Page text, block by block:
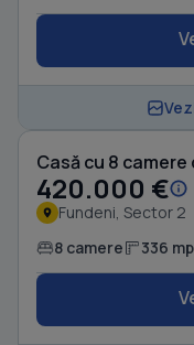
Casă cu 8 camere
420.000 €
Fundeni, Sector 2
8 camere 336 mp